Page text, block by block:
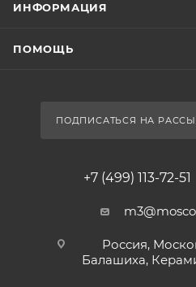
ИНФОРМАЦИЯ
ПОМОЩЬ
ПОДПИСАТЬСЯ НА
+7 (499) 113-72-51
Россия,
Балашиха,